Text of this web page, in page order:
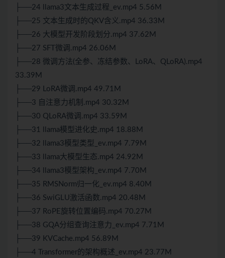
├──24 llama3文本生成过程_ev.mp4 5.56M
├──25 文本生成时的QKV含义.mp4 36.33M
├──26 大模型开发阶段划分.mp4 37.62M
├──27 SFT微调.mp4 26.06M
├──28 微调方法(全参、冻结参数、LoRA、QLoRA).mp4
33.39M
├──29 LoRA微调.mp4 49.71M
├──3 自注意力机制.mp4 30.32M
├──30 QLoRA微调.mp4 33.59M
├──31 llama模型进化史.mp4 18.88M
├──32 llama3模型类型_ev.mp4 7.79M
├──33 llama大模型生态.mp4 24.92M
├──34 llama3模型架构_ev.mp4 7.70M
├──35 RMSNorm归一化_ev.mp4 8.40M
├──36 SwiGLU激活函数.mp4 20.48M
├──37 RoPE旋转位置编码.mp4 70.27M
├──38 GQA分组查询注意力_ev.mp4 7.71M
├──39 KVCache.mp4 56.89M
├──4 Transformer的架构概述_ev.mp4 23.77M